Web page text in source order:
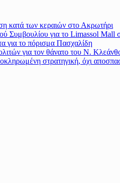
κατά των κεραιών στο Ακρωτήρι
Συμβουλίου για το Limassol Mall
για το πόρισμα Πασχαλίδη
για τον θάνατο του Ν.
στρατηγική, όχι